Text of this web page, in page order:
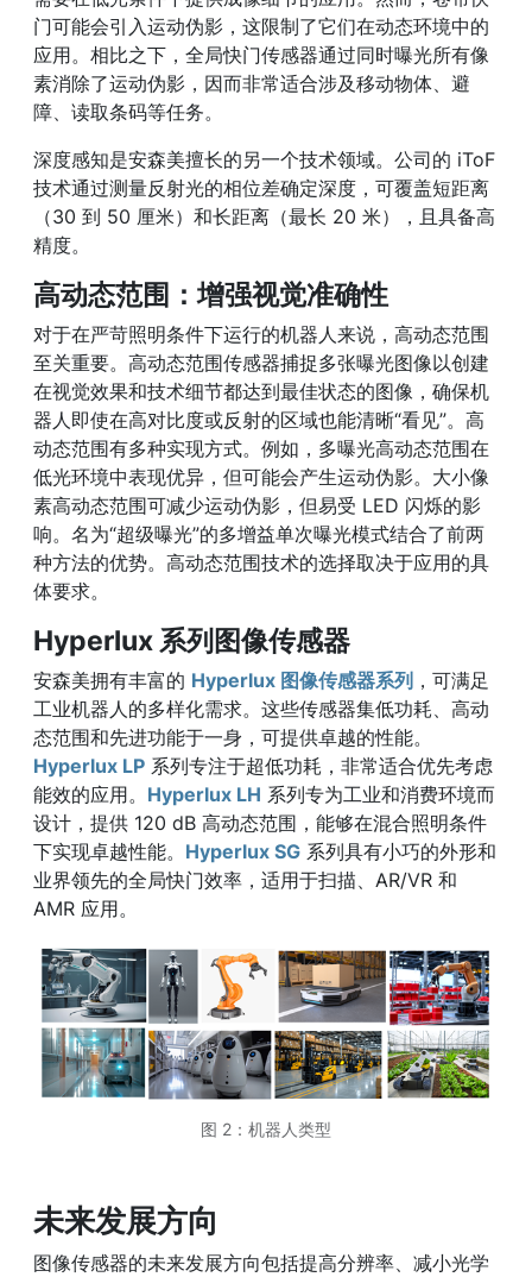
门可能会引入运动伪影，这限制了它们在动态环境中的
应用。相比之下，全局快门传感器通过同时曝光所有像
素消除了运动伪影，因而非常适合涉及移动物体、避
障、读取条码等任务。
深度感知是安森美擅长的另一个技术领域。公司的 iToF
技术通过测量反射光的相位差确定深度，可覆盖短距离
（30 到 50 厘米）和长距离（最长 20 米），且具备高
精度。
高动态范围：增强视觉准确性
对于在严苛照明条件下运行的机器人来说，高动态范围
至关重要。高动态范围传感器捕捉多张曝光图像以创建
在视觉效果和技术细节都达到最佳状态的图像，确保机
器人即使在高对比度或反射的区域也能清晰“看见”。高
动态范围有多种实现方式。例如，多曝光高动态范围在
低光环境中表现优异，但可能会产生运动伪影。大小像
素高动态范围可减少运动伪影，但易受 LED 闪烁的影
响。名为“超级曝光”的多增益单次曝光模式结合了前两
种方法的优势。高动态范围技术的选择取决于应用的具
体要求。
Hyperlux 系列图像传感器
安森美拥有丰富的 Hyperlux 图像传感器系列 ，可满足
工业机器人的多样化需求。这些传感器集低功耗、高动
态范围和先进功能于一身，可提供卓越的性能。
Hyperlux LP 系列专注于超低功耗，非常适合优先考虑
能效的应用。 Hyperlux LH 系列专为工业和消费环境而
设计，提供 120 dB 高动态范围，能够在混合照明条件
下实现卓越性能。 Hyperlux SG 系列具有小巧的外形和
业界领先的全局快门效率，适用于扫描、AR/VR 和
AMR 应用。
图 2：机器人类型
未来发展方向
图像传感器的未来发展方向包括提高分辨率、减小光学